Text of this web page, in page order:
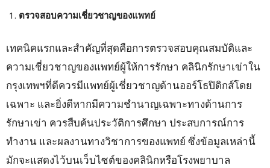
ตรวจสอบความเชี่ยวชาญของแพทย์
เทคนิคแรกและสำคัญที่สุดคือการตรวจสอบคุณสมบัติและ
ความเชี่ยวชาญของแพทย์ผู้ให้การรักษา คลินิกรักษาเข่าใน
กรุงเทพฯที่ดีควรมีแพทย์ผู้เชี่ยวชาญด้านออร์โธปิดิกส์โดย
เฉพาะ และยิ่งดีหากมีความชำนาญเฉพาะทางด้านการ
รักษาเข่า ควรสืบค้นประวัติการศึกษา ประสบการณ์การ
ทำงาน และผลงานทางวิชาการของแพทย์ ซึ่งข้อมูลเหล่านี้
มักจะแสดงไว้บนเว็บไซต์ของคลินิกหรือโรงพยาบาล